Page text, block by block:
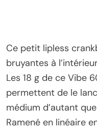
Ce petit lipless
bruyantes à
Les 18 g de ce Vibe
permettent de le
médium d’autant
Ramené en linéaire